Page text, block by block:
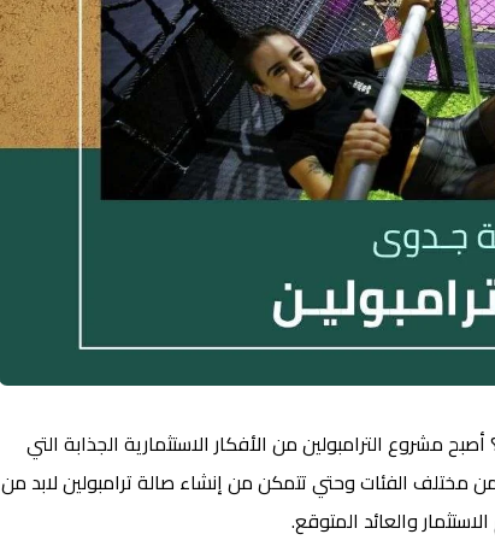
مشروع الترامبولين من الأفكار الاستثمارية الجذابة التي
مختلف الفئات وحتي تتمكن من إنشاء صالة ترامبولين لابد من
والعائد المتوقع.